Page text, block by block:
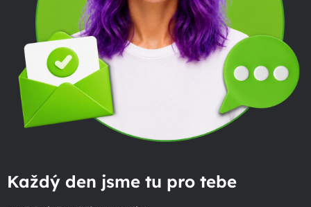
Každý den jsme tu pro tebe